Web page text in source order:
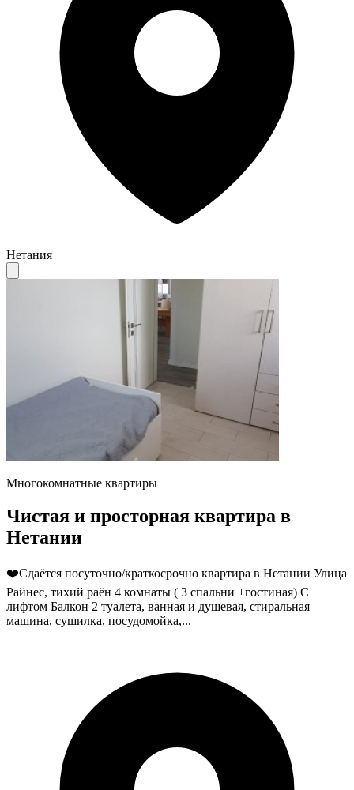
Нетания
Многокомнатные квартиры
Чистая и просторная квартира в
Нетании
❤️Сдаётся посуточно/краткосрочно квартира в Нетании Улица
Райнес, тихий раён 4 комнаты ( 3 спальни +гостиная) С
лифтом Балкон 2 туалета, ванная и душевая, стиральная
машина, сушилка, посудомойка,...